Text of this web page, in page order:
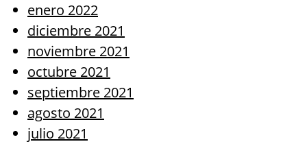
enero 2022
diciembre 2021
noviembre 2021
octubre 2021
septiembre 2021
agosto 2021
julio 2021